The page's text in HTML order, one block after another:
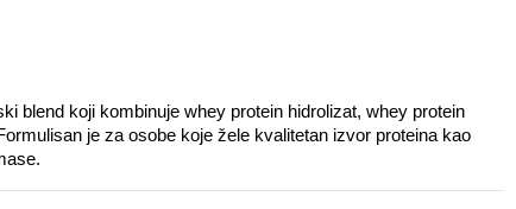
blend koji kombinuje whey protein hidrolizat, whey protein
je za osobe koje žele kvalitetan izvor proteina kao